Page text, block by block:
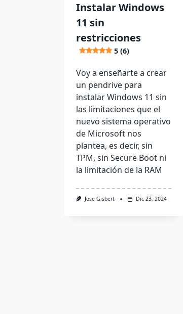
Instalar Windows
11 sin
restricciones
5 (6)
Voy a enseñarte a crear
un pendrive para
instalar Windows 11 sin
las limitaciones que el
nuevo sistema operativo
de Microsoft nos
plantea, es decir, sin
TPM, sin Secure Boot ni
la limitación de la RAM
Jose Gisbert Dic 23, 2024